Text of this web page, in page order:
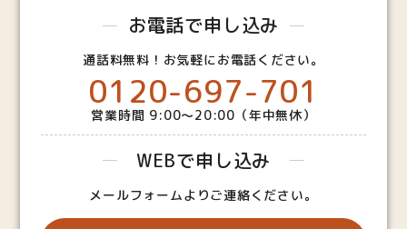
お電話で申し込み
通話料無料！お気軽にお電話ください。
0120-697-701
営業時間 9:00～20:00（年中無休）
WEBで申し込み
メールフォームよりご連絡ください。